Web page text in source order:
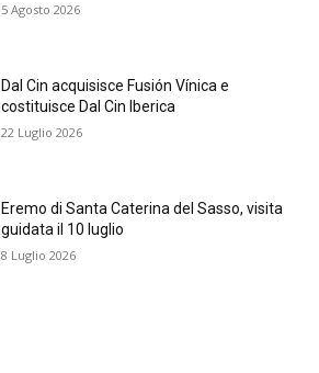
5 Agosto 2026
Dal Cin acquisisce Fusión Vínica e
costituisce Dal Cin Iberica
22 Luglio 2026
Eremo di Santa Caterina del Sasso, visita
guidata il 10 luglio
8 Luglio 2026